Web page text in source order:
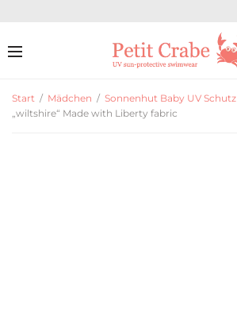
Start / Mädchen / Sonnenhut Baby UV Schutz
„wiltshire“ Made with Liberty fabric